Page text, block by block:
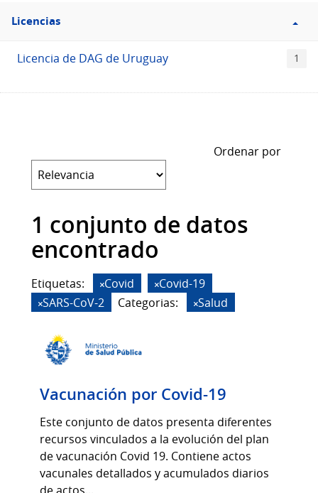
Filtro
Licencias
Licencias
Licencia de DAG de Uruguay 1
Ordenar por
1 conjunto de datos
encontrado
Etiquetas: Covid
Covid-19
SARS-CoV-2
Categorias: Salud
Vacunación por Covid-19
Este conjunto de datos presenta diferentes
recursos vinculados a la evolución del plan
de vacunación Covid 19. Contiene actos
vacunales detallados y acumulados diarios